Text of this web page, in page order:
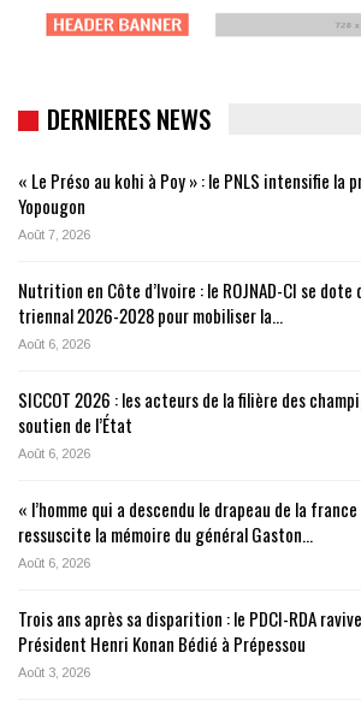
DERNIERES NEWS
« Le Préso au kohi à Poy » : le PNLS intensifie la
Yopougon
Août 7, 2026
Nutrition en Côte d’Ivoire : le ROJNAD-CI se dote
triennal 2026-2028 pour mobiliser la…
Août 6, 2026
SICCOT 2026 : les acteurs de la filière des
soutien de l’État
Août 6, 2026
« l’homme qui a descendu le drapeau de la
ressuscite la mémoire du général Gaston…
Août 6, 2026
Trois ans après sa disparition : le PDCI-RDA
Président Henri Konan Bédié à Prépessou
Août 3, 2026